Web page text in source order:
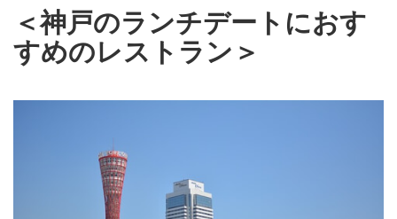
＜神戸のランチデートにおす
すめのレストラン＞